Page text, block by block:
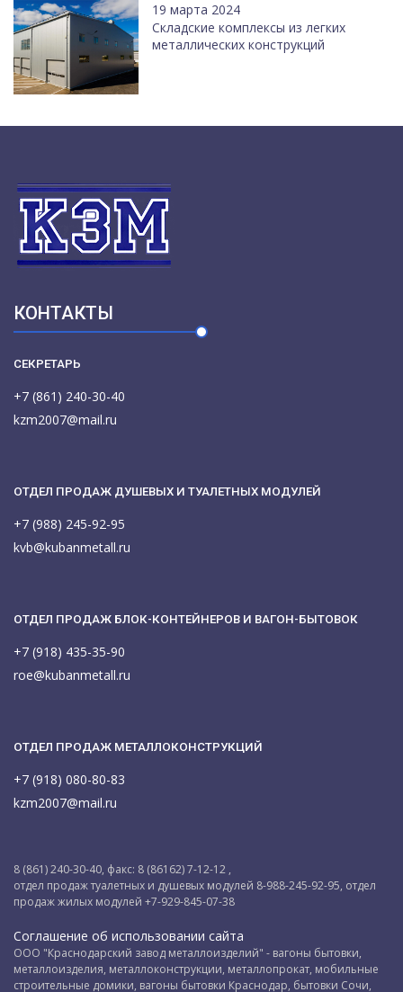
19 марта 2024
Cкладские комплексы из легких
металлических конструкций
КОНТАКТЫ
СЕКРЕТАРЬ
+7 (861) 240-30-40
kzm2007@mail.ru
ОТДЕЛ ПРОДАЖ ДУШЕВЫХ И ТУАЛЕТНЫХ МОДУЛЕЙ
+7 (988) 245-92-95
kvb@kubanmetall.ru
ОТДЕЛ ПРОДАЖ БЛОК-КОНТЕЙНЕРОВ И ВАГОН-БЫТОВОК
+7 (918) 435-35-90
roe@kubanmetall.ru
ОТДЕЛ ПРОДАЖ МЕТАЛЛОКОНСТРУКЦИЙ
+7 (918) 080-80-83
kzm2007@mail.ru
8 (861) 240-30-40, факс: 8 (86162) 7-12-12 ,
отдел продаж туалетных и душевых модулей 8-988-245-92-95, отдел
продаж жилых модулей +7-929-845-07-38
Соглашение об использовании сайта
ООО "Краснодарский завод металлоизделий" - вагоны бытовки,
металлоизделия, металлоконструкции, металлопрокат, мобильные
строительные домики, вагоны бытовки Краснодар, бытовки Сочи,